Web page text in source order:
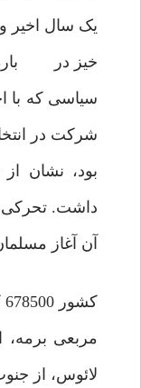
یک سال اخیر
خیز در
سیاسی که با
شرکت در
بود، نشان
داشت. تحرکی
آن آغاز
کشور 678500 کیلومتر
مربعی
لائوس، از